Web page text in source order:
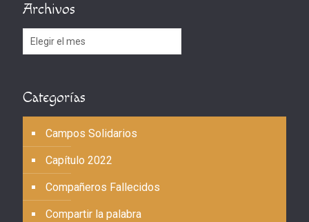
Archivos
Archivos
Categorías
Campos Solidarios
Capítulo 2022
Compañeros Fallecidos
Compartir la palabra